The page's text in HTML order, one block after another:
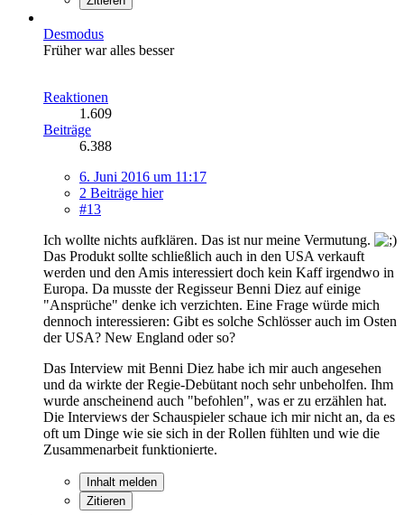
Desmodus
Früher war alles besser
Reaktionen
1.609
Beiträge
6.388
6. Juni 2016 um 11:17
2 Beiträge hier
#13
Ich wollte nichts aufklären. Das ist nur meine Vermutung.
Das Produkt sollte schließlich auch in den USA verkauft
werden und den Amis interessiert doch kein Kaff irgendwo in
Europa. Da musste der Regisseur Benni Diez auf einige
"Ansprüche" denke ich verzichten. Eine Frage würde mich
dennoch interessieren: Gibt es solche Schlösser auch im Osten
der USA? New England oder so?
Das Interview mit Benni Diez habe ich mir auch angesehen
und da wirkte der Regie-Debütant noch sehr unbeholfen. Ihm
wurde anscheinend auch "befohlen", was er zu erzählen hat.
Die Interviews der Schauspieler schaue ich mir nicht an, da es
oft um Dinge wie sie sich in der Rollen fühlten und wie die
Zusammenarbeit funktionierte.
Inhalt melden
Zitieren